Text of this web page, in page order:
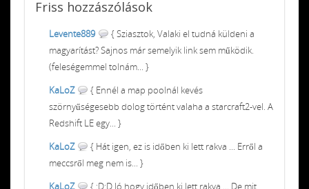
Friss hozzászólások
Levente889
{ Sziasztok, Valaki el tudná küldeni a
magyarítást? Sajnos már semelyik link sem működik.
(feleségemmel tolnám... }
KaLoZ
{ Ennél a map poolnál kevés
szörnyűségesebb dolog történt valaha a starcraft2-vel. A
Redshift LE egy... }
KaLoZ
{ Hát igen, ez is időben ki lett rakva ... Erről a
meccsről meg nem is... }
KaLoZ
{ :D:D Jó hogy időben ki lett rakva ... De mit